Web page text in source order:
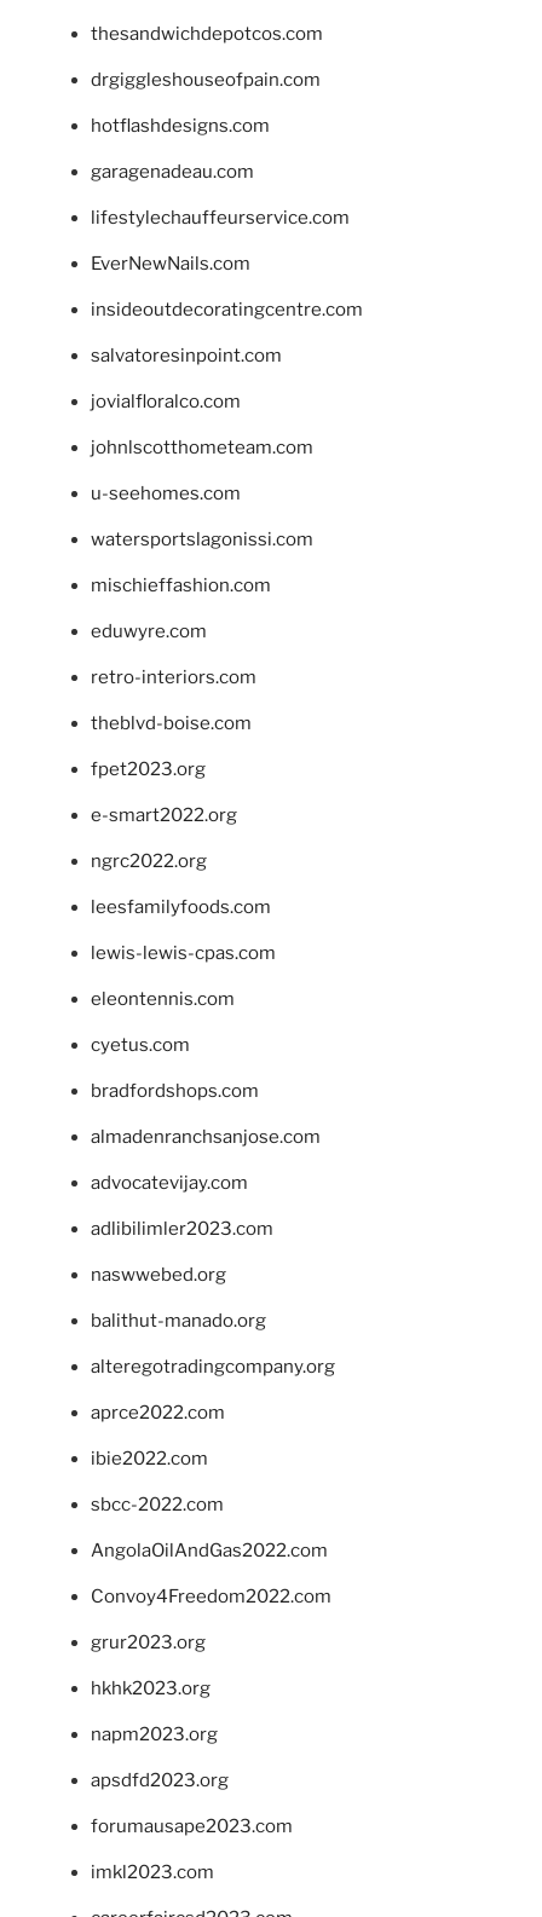
thesandwichdepotcos.com
drgiggleshouseofpain.com
hotflashdesigns.com
garagenadeau.com
lifestylechauffeurservice.com
EverNewNails.com
insideoutdecoratingcentre.com
salvatoresinpoint.com
jovialfloralco.com
johnlscotthometeam.com
u-seehomes.com
watersportslagonissi.com
mischieffashion.com
eduwyre.com
retro-interiors.com
theblvd-boise.com
fpet2023.org
e-smart2022.org
ngrc2022.org
leesfamilyfoods.com
lewis-lewis-cpas.com
eleontennis.com
cyetus.com
bradfordshops.com
almadenranchsanjose.com
advocatevijay.com
adlibilimler2023.com
naswwebed.org
balithut-manado.org
alteregotradingcompany.org
aprce2022.com
ibie2022.com
sbcc-2022.com
AngolaOilAndGas2022.com
Convoy4Freedom2022.com
grur2023.org
hkhk2023.org
napm2023.org
apsdfd2023.org
forumausape2023.com
imkl2023.com